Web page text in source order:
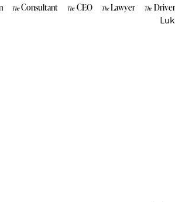
The Consultant The CEO The Lawyer The Driver
Luk